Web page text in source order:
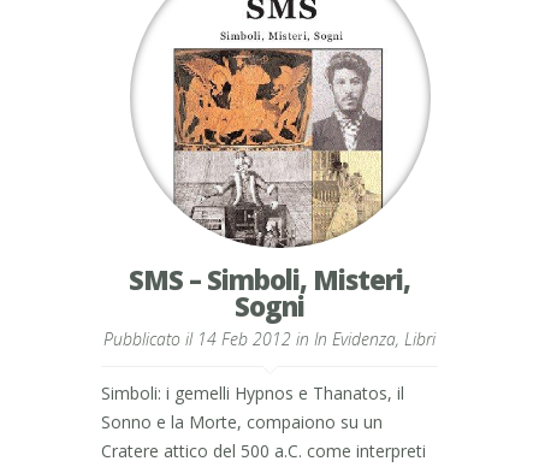
SMS – Simboli, Misteri,
Sogni
Pubblicato il 14 Feb 2012 in In Evidenza, Libri
Simboli: i gemelli Hypnos e Thanatos, il
Sonno e la Morte, compaiono su un
Cratere attico del 500 a.C. come interpreti